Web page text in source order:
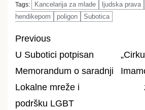
Tags: Kancelarija za mlade ljudska prava
hendikepom
poligon Subotica
Post
navigation
Previous
U Subotici potpisan
Memorandum o saradnji
Lokalne mreže i
podršku LGBT